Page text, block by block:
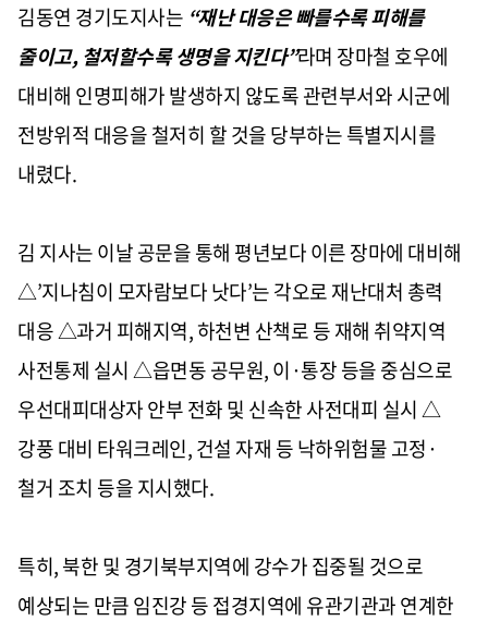
김동연 경기도지사는 “재난 대응은 빠를수록 피해를
줄이고,철저할수록 생명을 지킨다”라며 장마철 호우에
대비해 인명피해가 발생하지 않도록 관련부서와 시군에
전방위적 대응을 철저히 할 것을 당부하는 특별지시를
내렸다.
김 지사는 이날 공문을 통해 평년보다 이른 장마에 대비해
△’지나침이 모자람보다 낫다’는 각오로 재난대처 총력
대응△과거 피해지역,하천변 산책로 등 재해 취약지역
사전통제 실시△읍면동 공무원,이·통장 등을 중심으로
우선대피대상자 안부 전화 및 신속한 사전대피 실시△
강풍 대비 타워크레인,건설 자재 등 낙하위험물 고정·
철거 조치 등을 지시했다.
특히,북한 및 경기북부지역에 강수가 집중될 것으로
예상되는 만큼 임진강 등 접경지역에 유관기관과 연계한